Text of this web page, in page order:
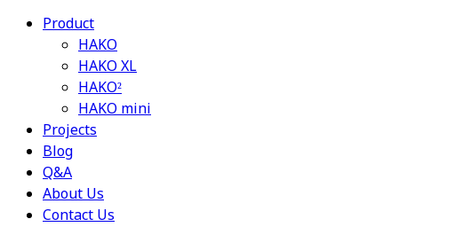
Product
HAKO
HAKO XL
HAKO²
HAKO mini
Projects
Blog
Q&A
About Us
Contact Us